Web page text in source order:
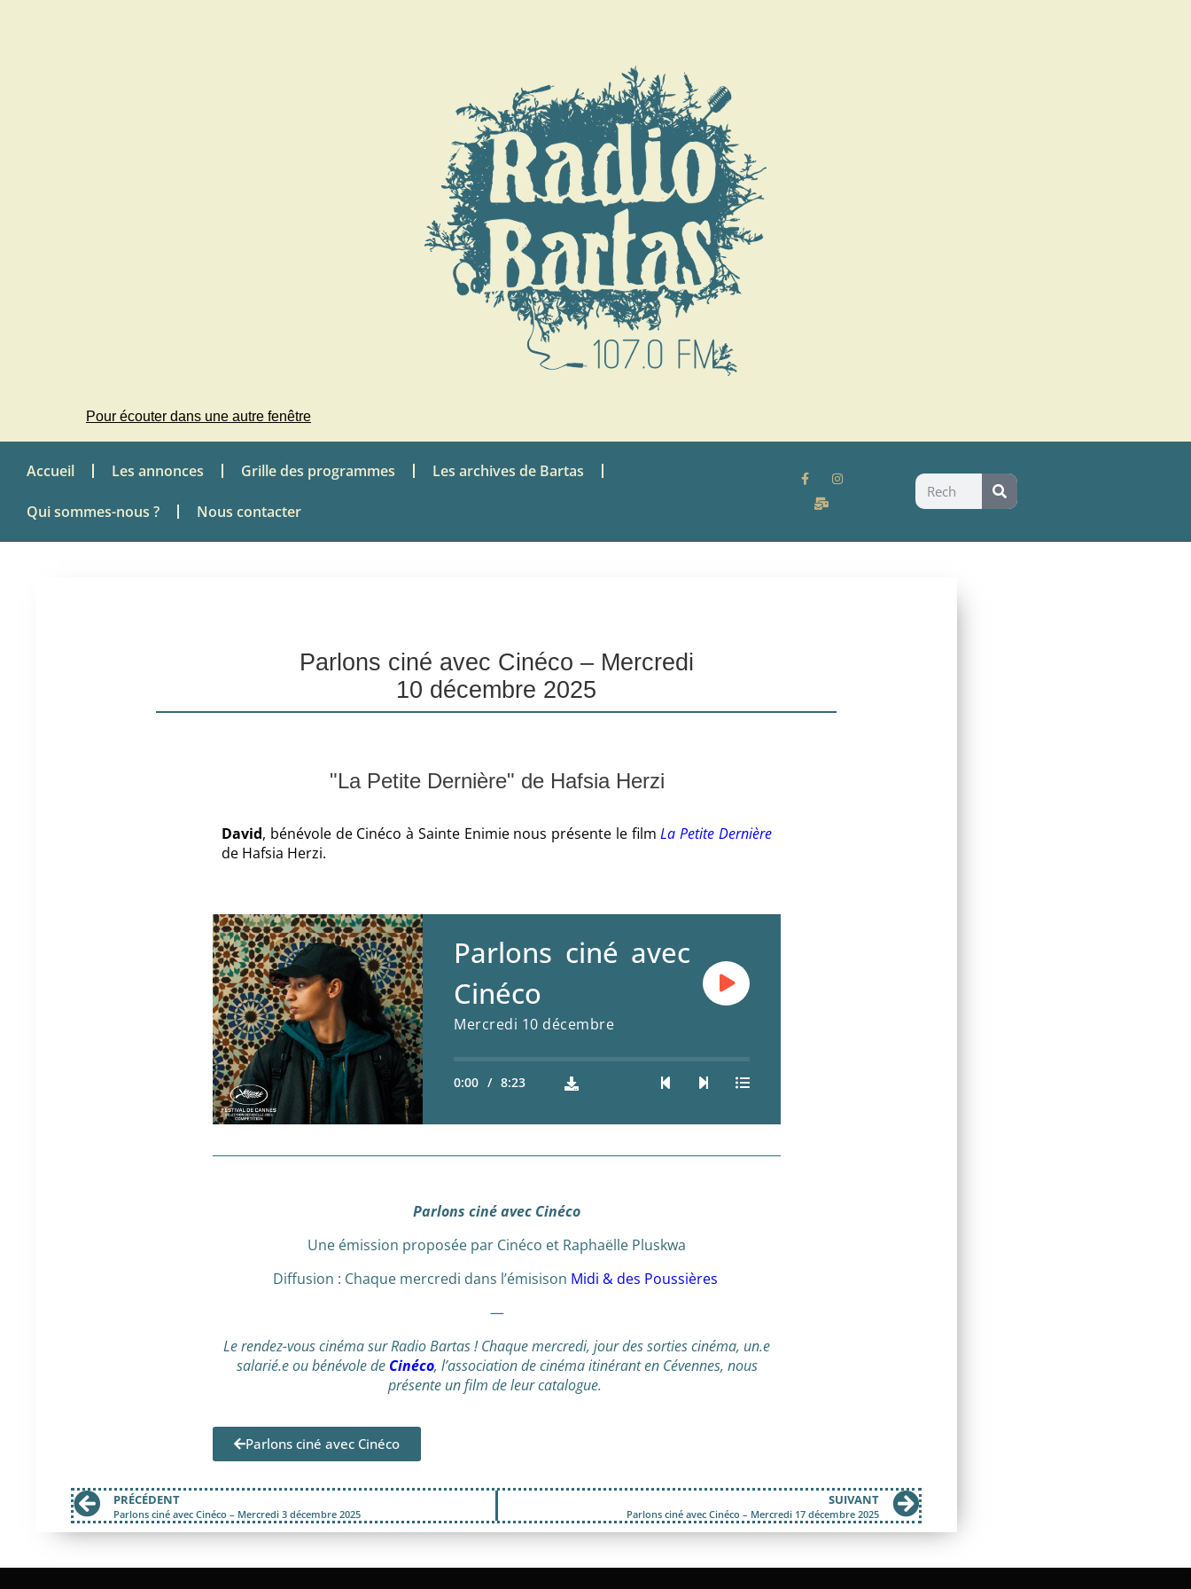
Pour écouter dans une autre fenêtre
Accueil Les annonces Grille des programmes Les archives de Bartas
Qui sommes-nous ? Nous contacter
Parlons ciné avec Cinéco – Mercredi
10 décembre 2025
"La Petite Dernière" de Hafsia Herzi
David, bénévole de Cinéco à Sainte Enimie nous présente le film La Petite Dernière
de Hafsia Herzi.
Parlons ciné avec
Cinéco
Mercredi 10 décembre
0:00 / 8:23
Parlons ciné avec Cinéco
Une émission proposée par Cinéco et Raphaëlle Pluskwa
Diffusion : Chaque mercredi dans l’émisison Midi & des Poussières
—
Le rendez-vous cinéma sur Radio Bartas ! Chaque mercredi, jour des sorties cinéma, un.e
salarié.e ou bénévole de Cinéco, l’association de cinéma itinérant en Cévennes, nous
présente un film de leur catalogue.
Parlons ciné avec Cinéco
PRÉCÉDENT
Parlons ciné avec Cinéco – Mercredi 3 décembre 2025
SUIVANT
Parlons ciné avec Cinéco – Mercredi 17 décembre 2025